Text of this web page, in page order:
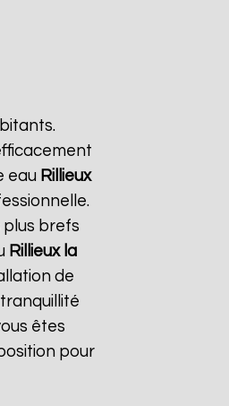
eau Rillieux
plus brefs
Rillieux la
de
êtes
pour